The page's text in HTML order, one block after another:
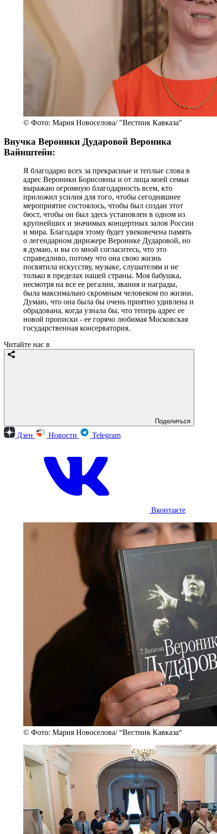
© Фото: Мария Новоселова/ "Вестник Кавказа"
Внучка Вероники Дударовой Вероника
Вайнштейн:
Я благодарю всех за прекрасные и теплые слова в
адрес Вероники Борисовны и от лица моей семьи
выражаю огромную благодарность всем, кто
приложил усилия для того, чтобы сегодняшнее
мероприятие состоялось, чтобы был создан этот
бюст, чтобы он был здесь установлен в одном из
крупнейших и значимых концертных залов России
и мира. Благодаря этому будет увековечена память
о легендарном дирижере Веронике Дударовой, но
я думаю, и вы со мной согласитесь, что это
справедливо, потому что она свою жизнь
посвятила искусству, музыке, слушателям и не
только в пределах нашей страны. Моя бабушка,
несмотря на все ее регалии, звания и награды,
была максимально скромным человеком по жизни.
Думаю, что она была бы очень приятно удивлена и
обрадована, когда узнала бы, что теперь адрес ее
новой прописки - ее горячо любимая Московская
государственная консерватория.
Читайте нас в
Поделиться
Дзен Новости Telegram
Вконтакте
© Фото: Мария Новоселова/ “Вестник Кавказа“